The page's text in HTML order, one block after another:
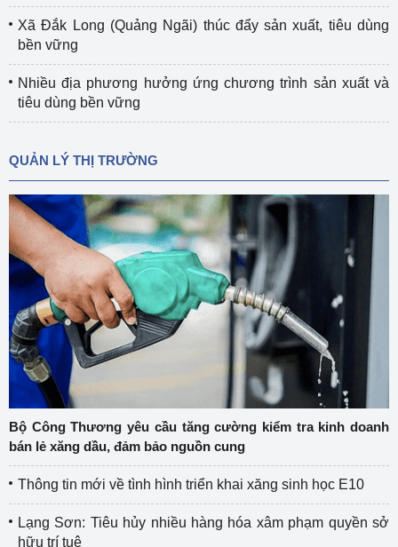
Xã Đắk Long (Quảng Ngãi) thúc đẩy sản xuất, tiêu dùng
bền vững
Nhiều địa phương hưởng ứng chương trình sản xuất và
tiêu dùng bền vững
QUẢN LÝ THỊ TRƯỜNG
Bộ Công Thương yêu cầu tăng cường kiểm tra kinh doanh
bán lẻ xăng dầu, đảm bảo nguồn cung
Thông tin mới về tình hình triển khai xăng sinh học E10
Lạng Sơn: Tiêu hủy nhiều hàng hóa xâm phạm quyền sở
hữu trí tuệ